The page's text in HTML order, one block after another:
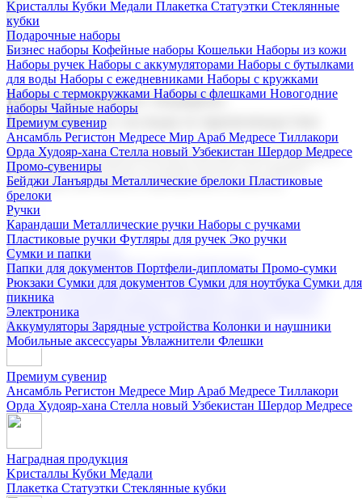
Kристаллы Кубки Медали Плакетка Статуэтки Стеклянные
кубки
Подарочные наборы
Бизнес наборы Кофейные наборы Кошельки Наборы из кожи
Наборы ручек Наборы с аккумуляторами Наборы с бутылками
для воды Наборы с ежедневниками Наборы с кружками
Наборы с термокружками Наборы с флешками Новогодние
наборы Чайные наборы
Премиум сувенир
Ансамбль Регистон Медресе Мир Араб Медресе Тиллакори
Орда Худояр-хана Стелла новый Узбекистан Шердор Медресе
Промо-сувениры
Бейджи Ланъярды Металлические брелоки Пластиковые
брелоки
Ручки
Карандаши Металлические ручки Наборы с ручками
Пластиковые ручки Футляры для ручек Эко ручки
Сумки и папки
Папки для документов Портфели-дипломаты Промо-сумки
Рюкзаки Сумки для документов Сумки для ноутбука Сумки для
пикника
Электроника
Аккумуляторы Зарядные устройства Колонки и наушники
Мобильные аксессуары Увлажнители Флешки
Корпоративные подарки
Поставка со склада и производство
Мы предлагаем широкий выбор корпоративных подарков и
сувениров с логотипом. В нашем каталоге вы найдете
продукцию для бизнеса, мероприятия и клиентов.
Подарочные наборы
Бизнес наборыКофейные наборы Кошельки
Наборы из кожиНаборы ручекНаборы с аккумуляторами
Наборы с бутылками для воды
Наборы с ежедневниками
Наборы с кружками
флешкамиНовогодние наборыЧайные наборы
Премиум сувенир
Ансамбль Регистон Медресе Мир Араб Медресе Тиллакори
Орда Худояр-хана Стелла новый Узбекистан Шердор Медресе
Наградная продукция
Kристаллы Кубки Медали
Плакетка Статуэтки Стеклянные кубки